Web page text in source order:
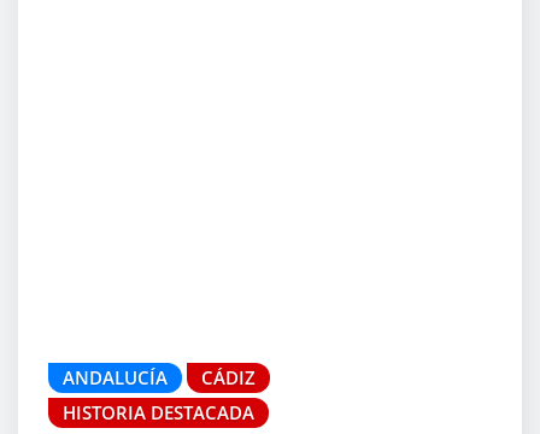
ANDALUCÍA
CÁDIZ
HISTORIA DESTACADA